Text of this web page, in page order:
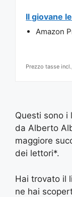
Il giovane
Amazon
Prezzo tasse
Questi sono i
da Alberto
maggiore
dei lettori*.
Hai trovato il
ne hai